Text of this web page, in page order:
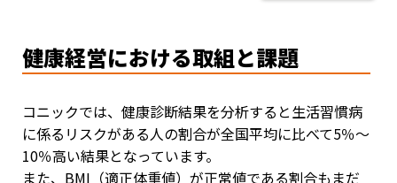
健康経営における取組と課題
コニックでは、健康診断結果を分析すると生活習慣病
に係るリスクがある人の割合が全国平均に比べて5％～
10％高い結果となっています。
また、BMI（適正体重値）が正常値である割合もまだ